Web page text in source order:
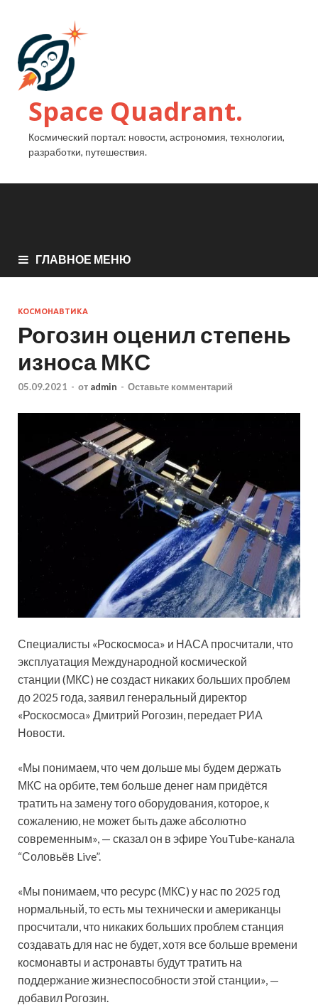
Space Quadrant.
Космический портал: новости, астрономия, технологии,
разработки, путешествия.
ГЛАВНОЕ МЕНЮ
КОСМОНАВТИКА
Рогозин оценил степень
износа МКС
05.09.2021 - от admin - Оставьте комментарий
Специалисты «Роскосмоса» и НАСА просчитали, что
эксплуатация Международной космической
станции (МКС) не создаст никаких больших проблем
до 2025 года, заявил генеральный директор
«Роскосмоса» Дмитрий Рогозин, передает РИА
Новости.
«Мы понимаем, что чем дольше мы будем держать
МКС на орбите, тем больше денег нам придётся
тратить на замену того оборудования, которое, к
сожалению, не может быть даже абсолютно
современным», — сказал он в эфире YouTube-канала
“Соловьёв Live”.
«Мы понимаем, что ресурс (МКС) у нас по 2025 год
нормальный, то есть мы технически и американцы
просчитали, что никаких больших проблем станция
создавать для нас не будет, хотя все больше времени
космонавты и астронавты будут тратить на
поддержание жизнеспособности этой станции», —
добавил Рогозин.